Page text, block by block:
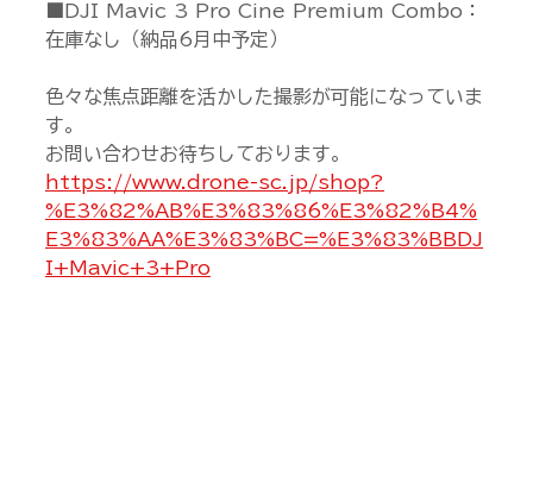
■DJI Mavic 3 Pro Cine Premium Combo：
在庫なし（納品6月中予定）
色々な焦点距離を活かした撮影が可能になっていま
す。
お問い合わせお待ちしております。
https://www.drone-sc.jp/shop?
%E3%82%AB%E3%83%86%E3%82%B4%
E3%83%AA%E3%83%BC=%E3%83%BBDJ
I+Mavic+3+Pro